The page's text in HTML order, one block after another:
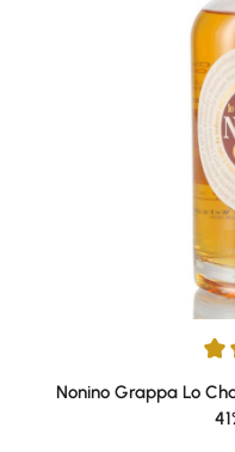
Durchschnittliche
Nonino Grappa Lo